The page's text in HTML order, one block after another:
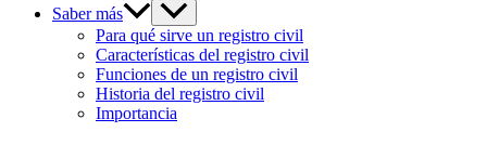
Saber más
Para qué sirve un registro civil
Características del registro civil
Funciones de un registro civil
Historia del registro civil
Importancia